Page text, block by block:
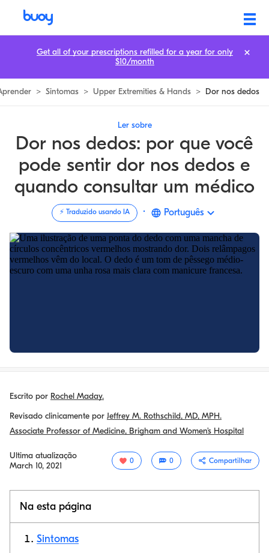
> Sintomas > Upper Extremities & Hands > Dor nos dedos
Ler sobre
Dor nos dedos: por que você
pode sentir dor nos dedos e
quando consultar um médico
⚡️ Traduzido usando IA · Português
Escrito por Rochel Maday.
Revisado clinicamente por Jeffrey M. Rothschild, MD, MPH.
Associate Professor of Medicine, Brigham and Women’s Hospital
Ultima atualização
March 10, 2021
0 0 Compartilhar
Na esta página
Sintomas
Get all of your prescriptions refilled for a year for only
$10/month